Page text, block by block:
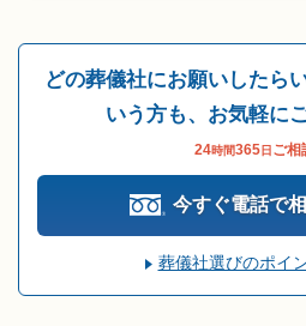
どの葬儀社にお願いしたら
いう方も、お気軽に
24時間365日 ご相
今すぐ電話で
葬儀社選びのポイ